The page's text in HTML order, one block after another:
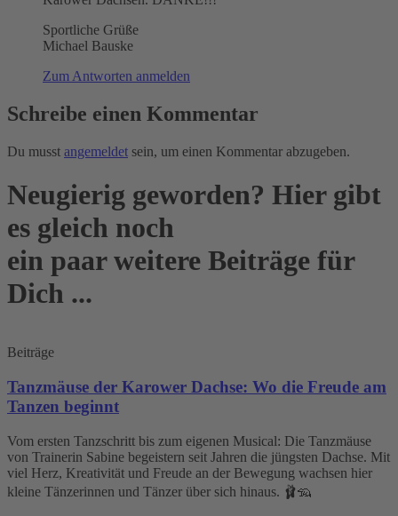
Sportliche Grüße
Michael Bauske
Zum Antworten anmelden
Schreibe einen Kommentar
Du musst angemeldet sein, um einen Kommentar abzugeben.
Neugierig geworden? Hier gibt
es gleich noch
ein paar weitere Beiträge für
Dich ...
Beiträge
Tanzmäuse der Karower Dachse: Wo die Freude am
Tanzen beginnt
Vom ersten Tanzschritt bis zum eigenen Musical: Die Tanzmäuse
von Trainerin Sabine begeistern seit Jahren die jüngsten Dachse. Mit
viel Herz, Kreativität und Freude an der Bewegung wachsen hier
kleine Tänzerinnen und Tänzer über sich hinaus. 🩰🦡